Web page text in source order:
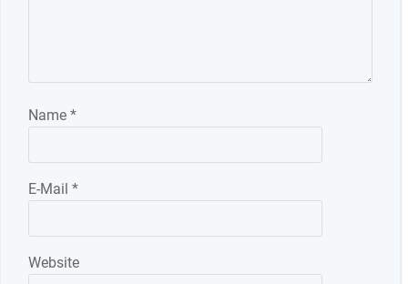
Name *
E-Mail *
Website